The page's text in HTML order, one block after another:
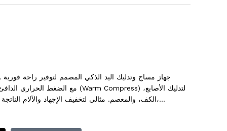
جهاز مساج وتدليك اليد الذكي المصمم لتوفير راحة
الكف، والمعصم. مثالي لتخفيف الإجهاد والآلام الناتجة عن الكتابة، استخدام الكمبيوتر، الأعمال المنزلية،...